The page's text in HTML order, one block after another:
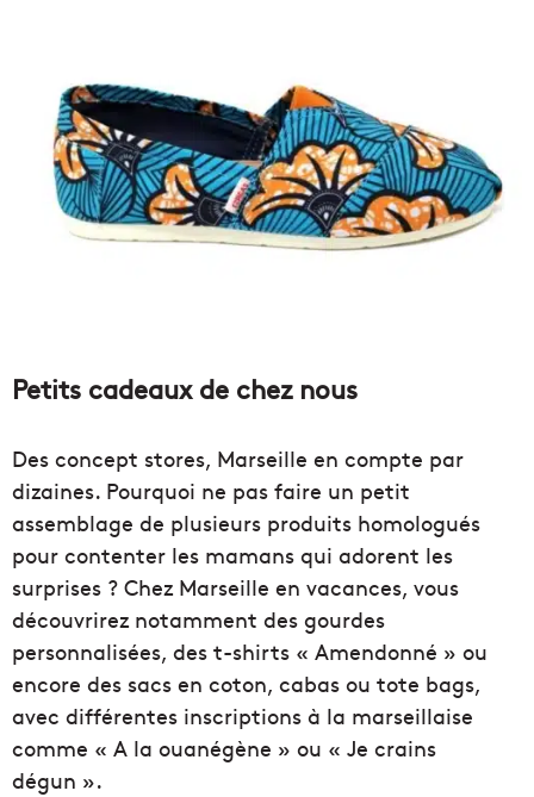
Petits cadeaux de chez nous
Des concept stores, Marseille en compte par
dizaines. Pourquoi ne pas faire un petit
assemblage de plusieurs produits homologués
pour contenter les mamans qui adorent les
surprises ? Chez Marseille en vacances, vous
découvrirez notamment des gourdes
personnalisées, des t-shirts « Amendonné » ou
encore des sacs en coton, cabas ou tote bags,
avec différentes inscriptions à la marseillaise
comme « A la ouanégène » ou « Je crains
dégun ».